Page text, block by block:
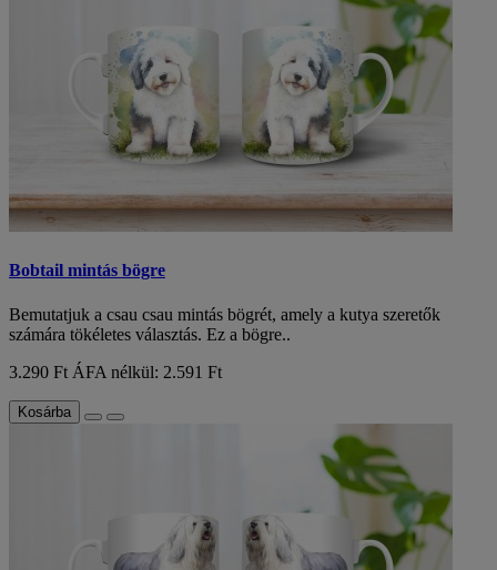
Bobtail mintás bögre
Bemutatjuk a csau csau mintás bögrét, amely a kutya szeretők
számára tökéletes választás. Ez a bögre..
3.290 Ft ÁFA nélkül: 2.591 Ft
Kosárba